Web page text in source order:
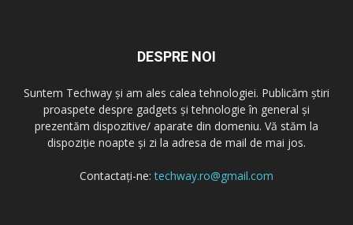
DESPRE NOI
Suntem Techway și am ales calea tehnologiei. Publicăm știri
proaspete despre gadgets și tehnologie în general și
prezentăm dispozitive/ aparate din domeniu. Vă stăm la
dispoziție noapte și zi la adresa de mail de mai jos.
Contactați-ne:techway.ro@gmail.com